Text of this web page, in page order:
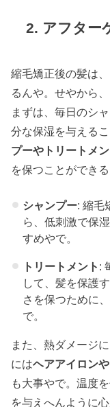
2. アフター
縮毛矯正後の髪は、
るんや。せやから
まずは、毎日のシ
分な保湿を与える
プーやトリートメン
を保つことができる
シャンプー: 縮毛
ら、低刺激で保
すめやで。
トリートメント :
して、髪を保護
さを保つために、
で。
また、熱ダメージ
にはヘアアイロン
も大事やで。温度
を与えへんように心